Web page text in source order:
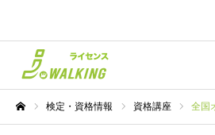
検定・資格情報 資格講座 全国